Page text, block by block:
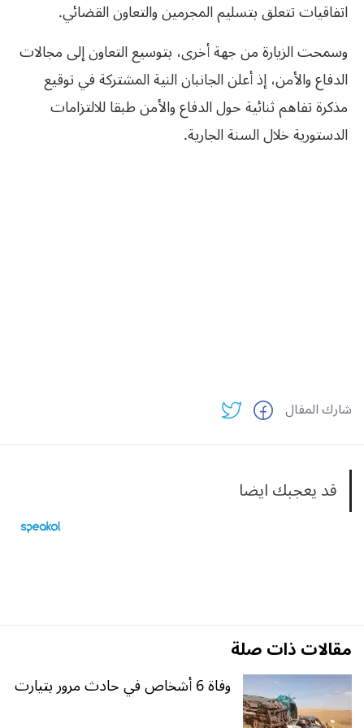
‬اتفاقيات‮ ‬تتعلق‮ ‬بتسليم‮ ‬المجرمين‮ ‬والتعاون‮ ‬القضائي‮.
‬وسمحت‮ ‬الزيارة‮ ‬من‮ ‬جهة‮ ‬أخرى،‮ ‬بتوسيع‮ ‬التعاون‮ ‬إلى‮ ‬مجالات‮
‬الدفاع‮ ‬والأمن،‮ ‬إذ‮ ‬أعلن‮ ‬الجانبان‮ ‬النية‮ ‬المشتركة‮ ‬في‮ ‬توقيع‮
‬مذكرة‮ ‬تفاهم‮ ‬ثنائية‮ ‬حول‮ ‬الدفاع‮ ‬والأمن‮ ‬طبقا‮ ‬للالتزامات‮
‬الدستورية‮ ‬خلال‮ ‬السنة‮ ‬الجارية‮.
شارك المقال
قد يعجبك ايضا
مقالات ذات صلة
وفاة 6 أشخاص في حادث مرور بتيارت